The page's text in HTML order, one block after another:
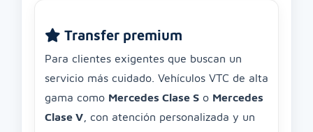
Transfer premium
Para clientes exigentes que buscan un
servicio más cuidado. Vehículos VTC de alta
gama como Mercedes Clase S o Mercedes
Clase V , con atención personalizada y un